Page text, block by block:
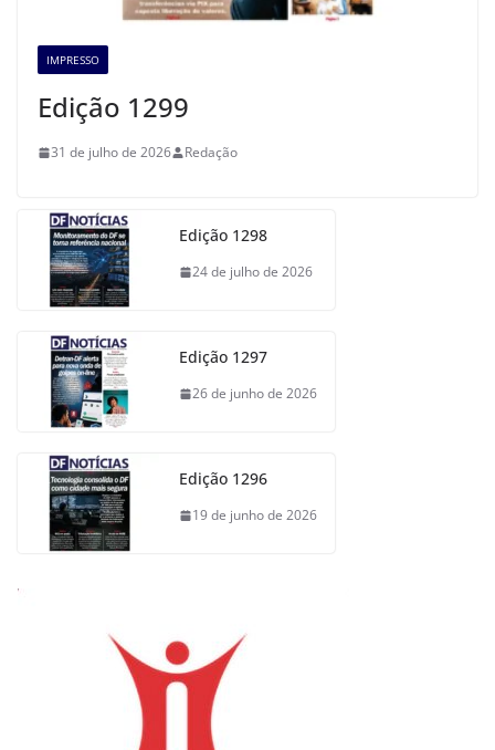
IMPRESSO
Edição 1299
31 de julho de 2026 Redação
Edição 1298
24 de julho de 2026
Edição 1297
26 de junho de 2026
Edição 1296
19 de junho de 2026